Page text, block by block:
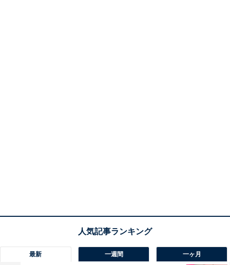
最新 一週間 一ヶ月